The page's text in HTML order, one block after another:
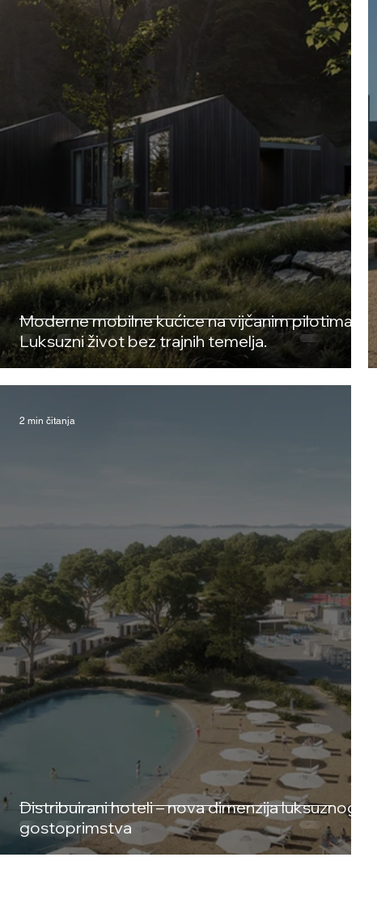
Moderne mobilne kućice na vijčanim pilotima.
Luksuzni život bez trajnih temelja.
Distribuirani hoteli – nova dimenzija luksuznog
gostoprimstva
2 min čitanja